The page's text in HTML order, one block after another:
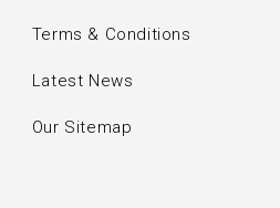
Terms & Conditions
Latest News
Our Sitemap